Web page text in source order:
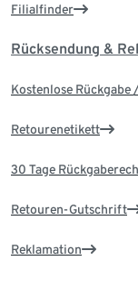
Filialfinder
Rücksendung &
Kostenlose Rückgabe
Retourenetikett
30 Tage
Retouren-Gutschrift
Reklamation